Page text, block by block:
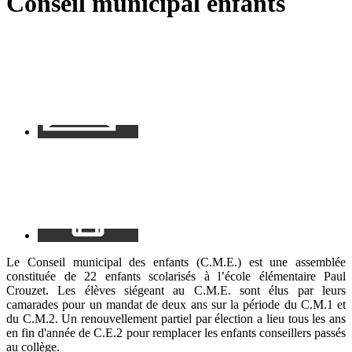
Le Conseil municipal des enfants (C.M.E.) est une assemblée
constituée de 22 enfants scolarisés à l’école élémentaire Paul
Crouzet. Les élèves siégeant au C.M.E. sont élus par leurs
camarades pour un mandat de deux ans sur la période du C.M.1 et
du C.M.2. Un renouvellement partiel par élection a lieu tous les ans
en fin d'année de C.E.2 pour remplacer les enfants conseillers passés
au collège.